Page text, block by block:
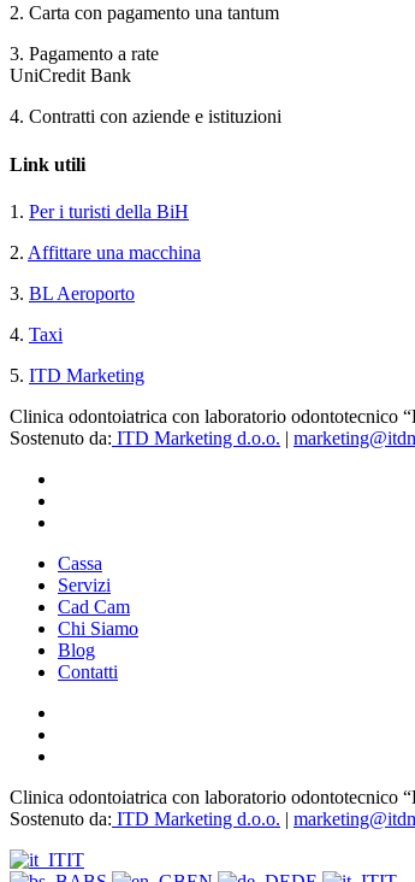
2. Carta con pagamento una tantum
3. Pagamento a rate
UniCredit Bank
4. Contratti con aziende e istituzioni
Link utili
1. Per i turisti della BiH
2. Affittare una macchina
3. BL Aeroporto
4. Taxi
5. ITD Marketing
Clinica odontoiatrica con laboratorio
Sostenuto da: ITD Marketing d.o.o. |
Cassa
Servizi
Cad Cam
Chi Siamo
Blog
Contatti
Clinica odontoiatrica con laboratorio
Sostenuto da: ITD Marketing d.o.o. |
IT